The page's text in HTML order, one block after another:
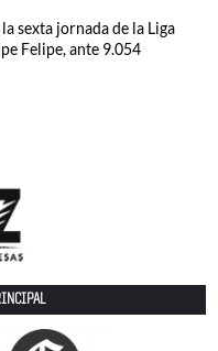
sexta jornada de la Liga
Felipe, ante 9.054